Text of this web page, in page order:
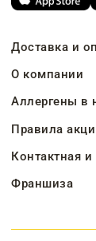
Доставка и
О компании
Аллергены в
Правила
Контактная
Франшиза